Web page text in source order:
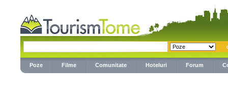
Poze Filme Comunitate Hoteluri Forum